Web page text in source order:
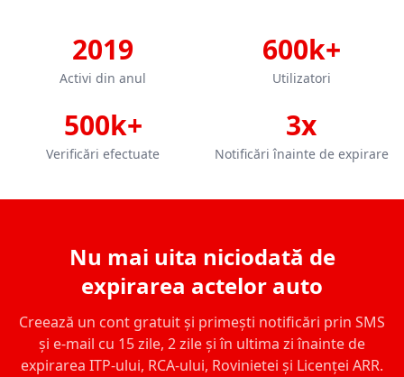
2019
Activi din anul
600k+
Utilizatori
500k+
Verificări efectuate
3x
Notificări înainte de expirare
Nu mai uita niciodată de
expirarea actelor auto
Creează un cont gratuit și primești notificări prin SMS
și e-mail cu 15 zile, 2 zile și în ultima zi înainte de
expirarea ITP-ului, RCA-ului, Rovinietei și Licenței ARR.